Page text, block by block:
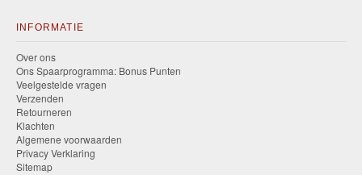
INFORMATIE
Over ons
Ons Spaarprogramma: Bonus Punten
Veelgestelde vragen
Verzenden
Retourneren
Klachten
Algemene voorwaarden
Privacy Verklaring
Sitemap